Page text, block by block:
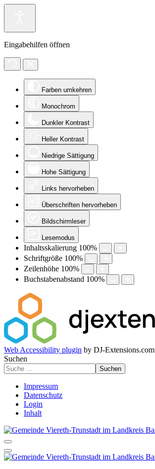
Eingabehilfen öffnen
Farben umkehren
Monochrom
Dunkler Kontrast
Heller Kontrast
Niedrige Sättigung
Hohe Sättigung
Links hervorheben
Überschriften hervorheben
Bildschirmleser
Lesemodus
Inhaltsskalierung 100%
Schriftgröße 100%
Zeilenhöhe 100%
Buchstabenabstand 100%
Web Accessibility plugin by DJ-Extensions.com
Suchen
Suchen
Impressum
Datenschutz
Login
Inhalt